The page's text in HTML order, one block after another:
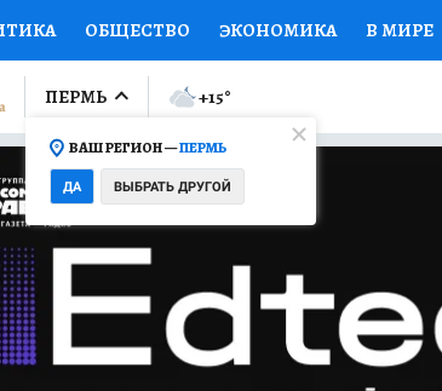
ОБЩЕСТВО ЭКОНОМИКА В МИРЕ
ПРОИСШЕСТВИЯ
ОТКРЫВАЕМ МИР Я ЗНАЮ СЕМЬЯ
ПРОМОКОДЫ СЕРИАЛЫ
КОЛЛЕКЦИИ КОНКУРСЫ
САЙТЕ
ПЕРМЬ
ВАШ РЕГИОН —ПЕРМЬ
ДА ВЫБРАТЬ ДРУГОЙ
+15°